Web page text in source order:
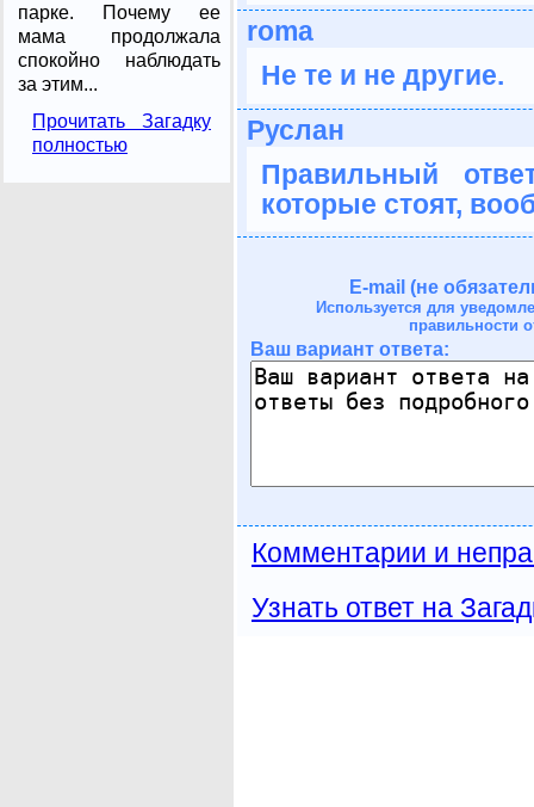
парке. Почему ее
мама продолжала
спокойно наблюдать
за этим...
Прочитать Загадку
полностью
roma
Не те и не другие.
Руслан
Правильный
которые стоят,
E-mail (не
Используется для
правильности
Ваш вариант ответа:
Комментарии и
Узнать ответ на